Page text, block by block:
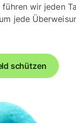
wir jeden
jede
schützen